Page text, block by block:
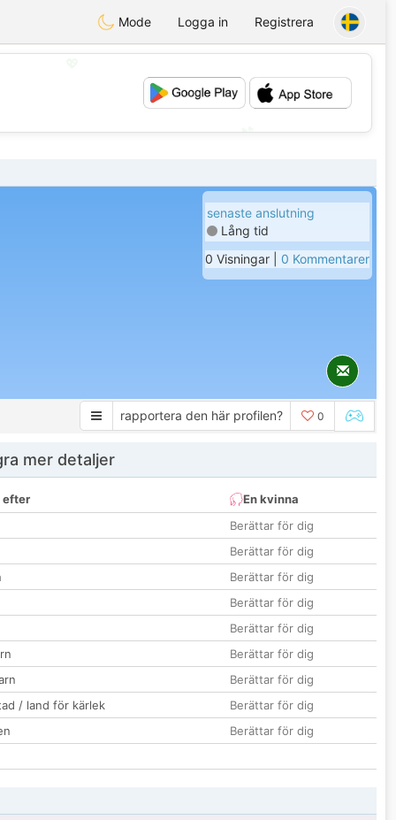
Mode Logga in Registrera
senaste anslutning
Lång tid
0 Visningar | 0 Kommentarer
rapportera den här profilen? 0
mer detaljer
efter
En kvinna
Berättar för dig
Berättar för dig
Berättar för dig
Berättar för dig
Berättar för dig
Berättar för dig
Berättar för dig
/ land för kärlek
Berättar för dig
Berättar för dig